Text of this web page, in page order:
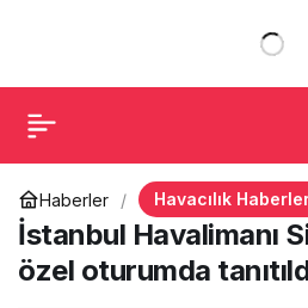
Haberler Havacılık
İstanbul Havalimanı
özel oturumda
oturumda tanıtıldı